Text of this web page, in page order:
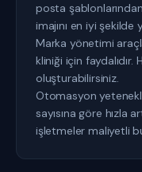
posta
imajını en iyi şekilde
Marka yönetimi
kliniği için faydalıdır.
oluşturabilirsiniz.
Otomasyon
sayısına göre hızla
işletmeler maliyetli